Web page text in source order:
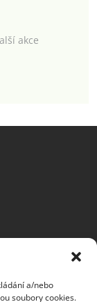
a/nebo
soubory cookies.
akce
cookies |